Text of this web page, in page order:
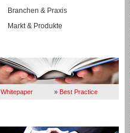
Branchen & Praxis
Markt & Produkte
Whitepaper » Best Practice